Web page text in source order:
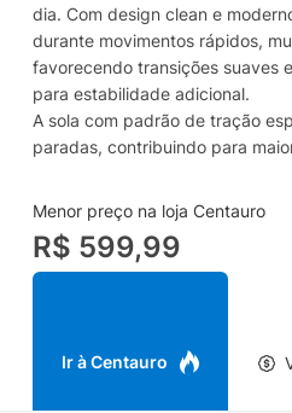
dia. Com design clean e
durante movimentos rápidos,
favorecendo transições suaves
para estabilidade adicional.
A sola com padrão de tração
paradas, contribuindo para
da Nike, assegura excelente
perfeitamente ao estilo
Menor preço na loja Centauro
R$ 599,99
Ir à Centauro